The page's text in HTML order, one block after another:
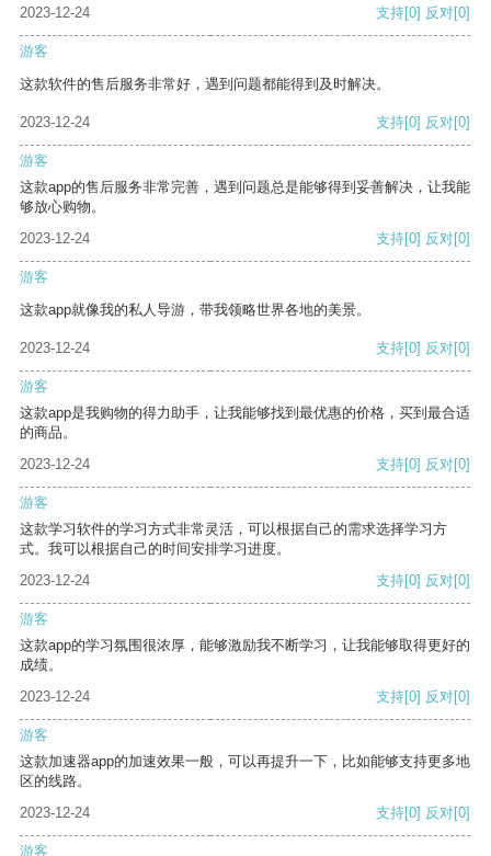
2023-12-24
支持[0] 反对[0]
游客
这款软件的售后服务非常好，遇到问题都能得到及时解决。
2023-12-24 支持[0] 反对[0]
游客
这款app的售后服务非常完善，遇到问题总是能够得到妥善解决，让我能
够放心购物。
2023-12-24
支持[0] 反对[0]
游客
这款app就像我的私人导游，带我领略世界各地的美景。
2023-12-24 支持[0] 反对[0]
游客
这款app是我购物的得力助手，让我能够找到最优惠的价格，买到最合适
的商品。
2023-12-24
支持[0] 反对[0]
游客
这款学习软件的学习方式非常灵活，可以根据自己的需求选择学习方
式。我可以根据自己的时间安排学习进度。
2023-12-24
支持[0] 反对[0]
游客
这款app的学习氛围很浓厚，能够激励我不断学习，让我能够取得更好的
成绩。
2023-12-24
支持[0] 反对[0]
游客
这款加速器app的加速效果一般，可以再提升一下，比如能够支持更多地
区的线路。
2023-12-24
支持[0] 反对[0]
游客